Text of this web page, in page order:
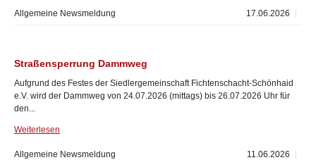
17.06.2026
Allgemeine Newsmeldung
Straßensperrung Dammweg
Aufgrund des Festes der Siedlergemeinschaft Fichtenschacht-Schönhaid
e.V. wird der Dammweg von 24.07.2026 (mittags) bis 26.07.2026 Uhr für
den...
Weiterlesen
11.06.2026
Allgemeine Newsmeldung